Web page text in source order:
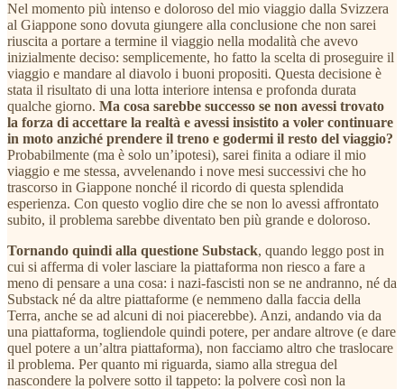
Nel momento più intenso e doloroso del mio viaggio dalla Svizzera
al Giappone sono dovuta giungere alla conclusione che non sarei
riuscita a portare a termine il viaggio nella modalità che avevo
inizialmente deciso: semplicemente, ho fatto la scelta di proseguire il
viaggio e mandare al diavolo i buoni propositi. Questa decisione è
stata il risultato di una lotta interiore intensa e profonda durata
qualche giorno. Ma cosa sarebbe successo se non avessi trovato
la forza di accettare la realtà e avessi insistito a voler continuare
in moto anziché prendere il treno e godermi il resto del viaggio?
Probabilmente (ma è solo un’ipotesi), sarei finita a odiare il mio
viaggio e me stessa, avvelenando i nove mesi successivi che ho
trascorso in Giappone nonché il ricordo di questa splendida
esperienza. Con questo voglio dire che se non lo avessi affrontato
subito, il problema sarebbe diventato ben più grande e doloroso.
Tornando quindi alla questione Substack, quando leggo post in
cui si afferma di voler lasciare la piattaforma non riesco a fare a
meno di pensare a una cosa: i nazi-fascisti non se ne andranno, né da
Substack né da altre piattaforme (e nemmeno dalla faccia della
Terra, anche se ad alcuni di noi piacerebbe). Anzi, andando via da
una piattaforma, togliendole quindi potere, per andare altrove (e dare
quel potere a un’altra piattaforma), non facciamo altro che traslocare
il problema. Per quanto mi riguarda, siamo alla stregua del
nascondere la polvere sotto il tappeto: la polvere così non la